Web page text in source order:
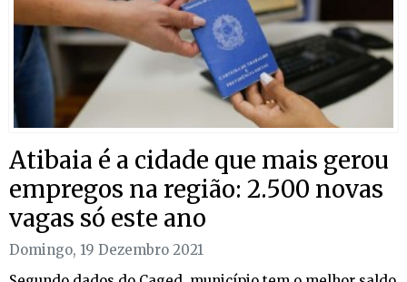
Atibaia é a cidade que mais gerou
empregos na região: 2.500 novas
vagas só este ano
Domingo, 19 Dezembro 2021